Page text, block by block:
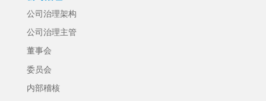
公司治理架构
公司治理主管
董事会
委员会
内部稽核